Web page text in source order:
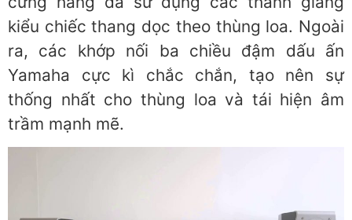
kiểu chiếc thang dọc theo thùng loa. Ngoài
ra, các khớp nối ba chiều đậm dấu ấn
Yamaha cực kì chắc chắn, tạo nên sự
thống nhất cho thùng loa và tái hiện âm
trầm mạnh mẽ.